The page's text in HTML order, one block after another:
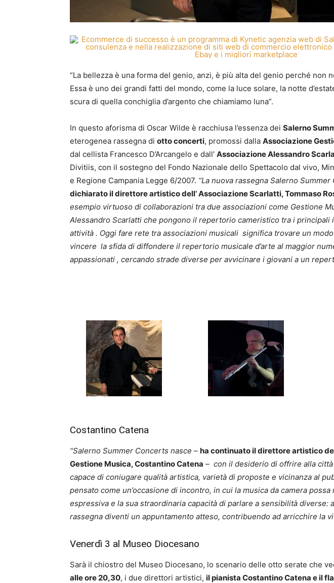
“La bellezza è una forma del genio, anzi, è più alta del genio perché non
Essa è uno dei grandi fatti del mondo, come la luce solare, la notte
scura di quella conchiglia d’argento che chiamiamo luna”.
In questo aforisma di Oscar Wilde è racchiusa l’essenza dei Salerno
eterogenea rassegna di otto concerti, promossi dalla Associazione
dal cellista Francesco D’Arcangelo e dall’ Associazione Alessandro
Divitiis, con il sostegno del Fondo Nazionale dello Spettacolo dal vivo,
e Regione Campania Legge 6/2007. “La nuova rassegna Salerno
dichiarato il direttore artistico dell’ Associazione Scarlatti, Tommaso
esempio virtuoso di collaborazioni tra due associazioni come Gestione
Alessandro Scarlatti che pongono il repertorio cameristico tra i principali
attività . Oggi fare rete tra associazioni musicali significa trovare un
vincere la sfida di diffondere il repertorio musicale d’arte al maggior
appassionati , cercando strade diverse per avvicinare i giovani a un
Costantino Catena
“Salerno Summer Concerts nasce – ha continuato il direttore artistico
Gestione Musica, Costantino Catena – con il desiderio di offrire alla
capace di coniugare qualità artistica, varietà di proposte e vicinanza al
pensato come un’occasione di incontro, in cui la musica da camera
espressiva e la sua straordinaria capacità di parlare a sensibilità diverse:
rassegna diventi un appuntamento atteso, contribuendo ad arricchire la
Venerdì 3 al Museo Diocesano
Sarà il chiostro del Museo Diocesano, lo scenario delle otto serate che
alle ore 20,30, i due direttori artistici, il pianista Costantino Catena e il